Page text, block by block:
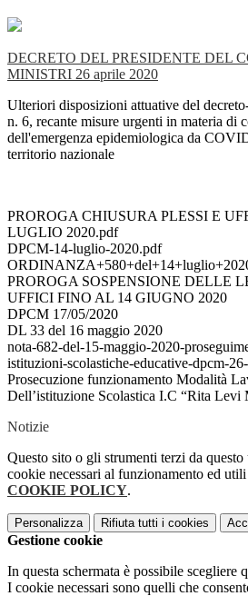
DECRETO DEL PRESIDENTE DEL
MINISTRI 26 aprile 2020
Ulteriori disposizioni attuative del
n. 6, recante misure urgenti in materia di
dell'emergenza epidemiologica da
territorio nazionale
PROROGA CHIUSURA PLESSI E
LUGLIO 2020.pdf
DPCM-14-luglio-2020.pdf
PROROGA SOSPENSIONE DELLE
UFFICI FINO AL 14 GIUGNO 2020
DPCM 17/05/2020
DL 33 del 16 maggio 2020
nota-682-del-15-maggio-2020-
istituzioni-scolastiche-educative-dpcm-
Prosecuzione funzionamento Modalità
Dell’istituzione Scolastica I.C “Rita Levi
Notizie
Questo sito o gli strumenti terzi da
cookie necessari al funzionamento ed
COOKIE POLICY.
Personalizza Rifiuta tutti i cookies
Gestione cookie
In questa schermata è possibile scegliere
I cookie necessari sono quelli che